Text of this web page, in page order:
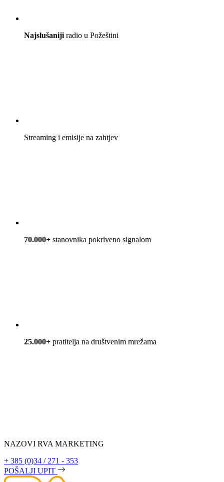
Najslušaniji radio u Požeštini
Streaming i emisije na zahtjev
70.000+ stanovnika pokriveno signalom
25.000+ pratitelja na društvenim mrežama
NAZOVI RVA MARKETING
+ 385 (0)34 / 271 - 353
POŠALJI UPIT